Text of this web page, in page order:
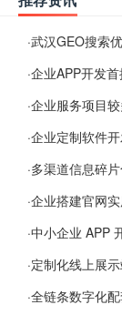
·武汉GEO搜索优化
·企业APP开发
·企业服务项目较多，
·企业定制软件开发，理
·多渠道信息碎片化，如
·企业搭建官网实用思
·中小企业 APP 开发：需
·定制化线上展示站点
·全链条数字化配套服